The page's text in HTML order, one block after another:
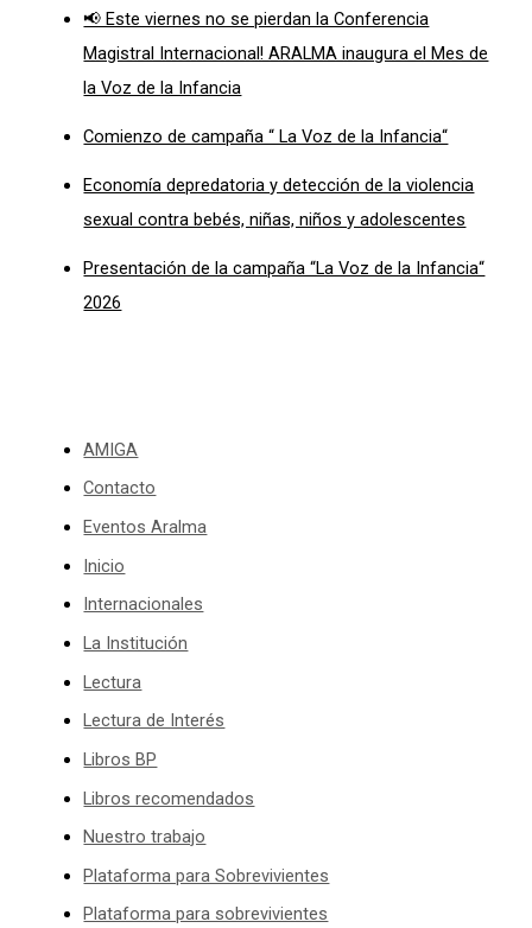
📢 Este viernes no se pierdan la Conferencia
Magistral Internacional! ARALMA inaugura el Mes de
la Voz de la Infancia
Comienzo de campaña “ La Voz de la Infancia“
Economía depredatoria y detección de la violencia
sexual contra bebés, niñas, niños y adolescentes
Presentación de la campaña “La Voz de la Infancia“
2026
AMIGA
Contacto
Eventos Aralma
Inicio
Internacionales
La Institución
Lectura
Lectura de Interés
Libros BP
Libros recomendados
Nuestro trabajo
Plataforma para Sobrevivientes
Plataforma para sobrevivientes